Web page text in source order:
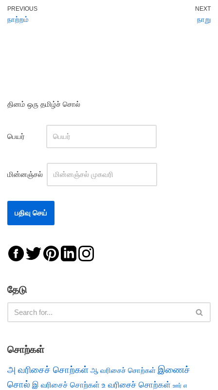
PREVIOUS
நாற்றம்
NEXT
நாறு
தினம் ஒரு தமிழ்ச் சொல்
பெயர்
மின்னஞ்சல்
தேடு
சொற்கள்
அ வரிசைச் சொற்கள் ஆ வரிசைச் சொற்கள் இணைச்
சொல் இ வரிசைச் சொற்கள் உ வரிசைச் சொற்கள் ஊர் எ